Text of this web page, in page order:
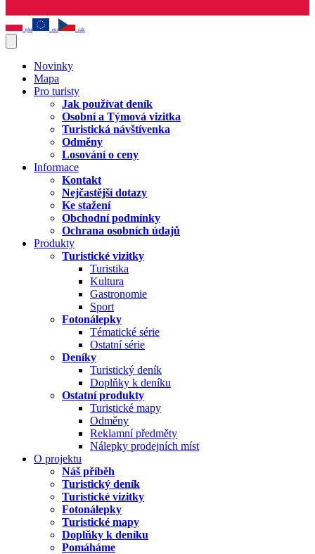
pln eur czk
Novinky
Mapa
Pro turisty
Jak používat deník
Osobní a Týmová vizitka
Turistická návštívenka
Odměny
Losování o ceny
Informace
Kontakt
Nejčastější dotazy
Ke stažení
Obchodní podmínky
Ochrana osobních údajů
Produkty
Turistické vizitky
Turistika
Kultura
Gastronomie
Sport
Fotonálepky
Tématické série
Ostatní série
Deníky
Turistický deník
Doplňky k deníku
Ostatní produkty
Turistické mapy
Odměny
Reklamní předměty
Nálepky prodejních míst
O projektu
Náš příběh
Turistický deník
Turistické vizitky
Fotonálepky
Turistické mapy
Doplňky k deníku
Pomáháme